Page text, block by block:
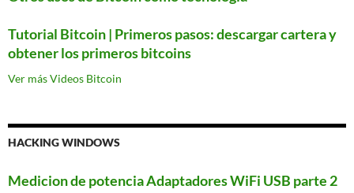
Tutorial Bitcoin | Primeros pasos: descargar cartera y
obtener los primeros bitcoins
Ver más Videos Bitcoin
HACKING WINDOWS
Medicion de potencia Adaptadores WiFi USB parte 2